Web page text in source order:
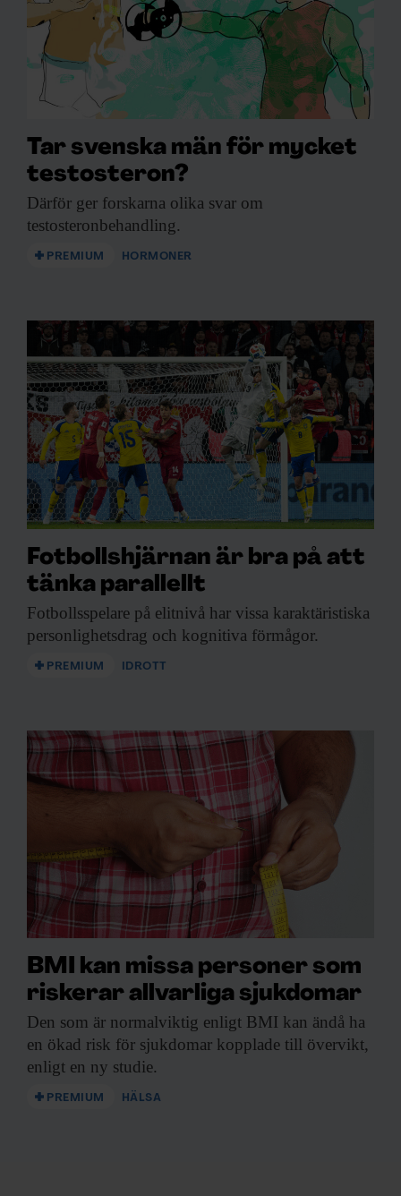
Tar svenska män för mycket
testosteron?
Därför ger forskarna olika svar om
testosteronbehandling.
PREMIUM HORMONER
Fotbollshjärnan är bra på att
tänka parallellt
Fotbollsspelare på elitnivå har vissa karaktäristiska
personlighetsdrag och kognitiva förmågor.
PREMIUM IDROTT
BMI kan missa personer som
riskerar allvarliga sjukdomar
Den som är normalviktig enligt BMI kan ändå ha
en ökad risk för sjukdomar kopplade till övervikt,
enligt en ny studie.
PREMIUM HÄLSA